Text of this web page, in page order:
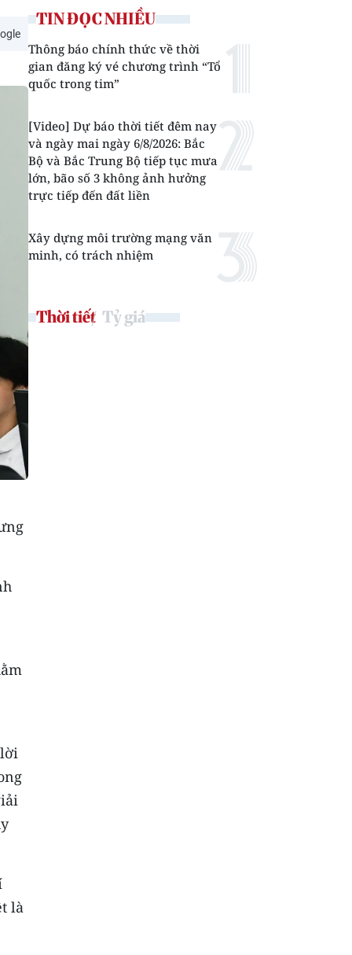
là
TIN ĐỌC NHIỀU
Thông báo chính thức về thời
gian đăng ký vé chương trình “Tổ
quốc trong tim”
[Video] Dự báo thời tiết đêm nay
và ngày mai ngày 6/8/2026: Bắc
Bộ và Bắc Trung Bộ tiếp tục mưa
lớn, bão số 3 không ảnh hưởng
trực tiếp đến đất liền
Xây dựng môi trường mạng văn
minh, có trách nhiệm
Thời tiết Tỷ giá